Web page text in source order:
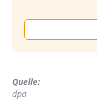
Quelle:
dpa